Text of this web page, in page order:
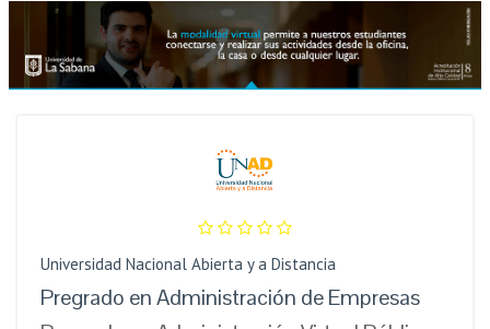
Universidad Nacional Abierta y a Distancia
Pregrado en Administración de Empresas